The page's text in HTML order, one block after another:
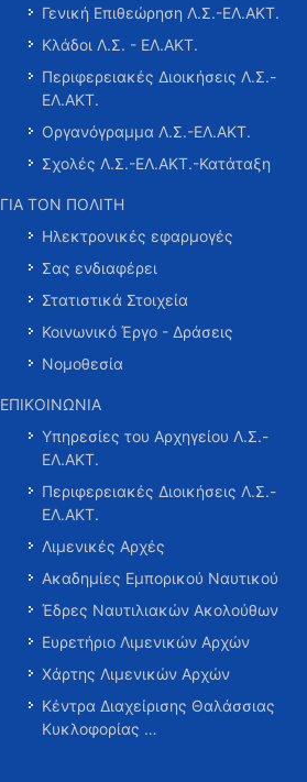
Γενική Επιθεώρηση Λ.Σ.-ΕΛ.ΑΚΤ.
Κλάδοι Λ.Σ. - ΕΛ.ΑΚΤ.
Περιφερειακές Διοικήσεις Λ.Σ.-
ΕΛ.ΑΚΤ.
Οργανόγραμμα Λ.Σ.-ΕΛ.ΑΚΤ.
Σχολές Λ.Σ.-ΕΛ.ΑΚΤ.-Κατάταξη
ΓΙΑ ΤΟΝ ΠΟΛΙΤΗ
Ηλεκτρονικές εφαρμογές
Σας ενδιαφέρει
Στατιστικά Στοιχεία
Κοινωνικό Έργο - Δράσεις
Νομοθεσία
ΕΠΙΚΟΙΝΩΝΙΑ
Υπηρεσίες του Αρχηγείου Λ.Σ.-
ΕΛ.ΑΚΤ.
Περιφερειακές Διοικήσεις Λ.Σ.-
ΕΛ.ΑΚΤ.
Λιμενικές Αρχές
Ακαδημίες Εμπορικού Ναυτικού
Έδρες Ναυτιλιακών Ακολούθων
Ευρετήριο Λιμενικών Αρχών
Χάρτης Λιμενικών Αρχών
Κέντρα Διαχείρισης Θαλάσσιας
Κυκλοφορίας …